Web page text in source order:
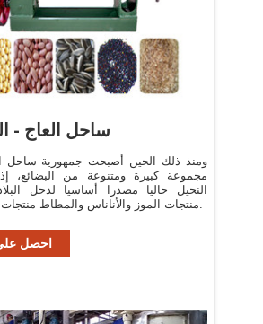
ساحل العاج -
ومنذ ذلك الحين أصبحت جمهورية ساحل
مجموعة كبيرة ومتنوعة من البضائع،
النخيل حاليا مصدرا أساسيا لدخل
منتجات الموز والأناناس والمطاط منتجات مهمة أيضا.
احصل